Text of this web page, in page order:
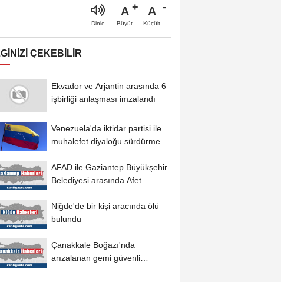
Dinle
A
Büyüt
A
Küçült
ÇEKEBILIR
Ekvador ve Arjantin arasında 6
işbirliği anlaşması imzalandı
Venezuela'da iktidar partisi ile
muhalefet diyaloğu sürdürme
AFAD ile Gaziantep Büyükşehir
Belediyesi arasında Afet
Niğde'de bir kişi aracında ölü
bulundu
Çanakkale Boğazı'nda
arızalanan gemi güvenli